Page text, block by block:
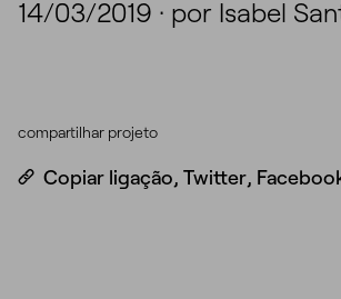
14/03/2019 · por Isabel
compartilhar projeto
Copiar ligação, Twitter,